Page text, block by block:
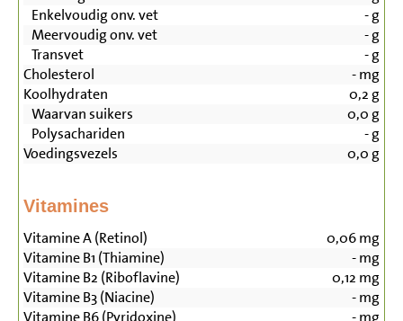
Enkelvoudig onv. vet
-g
Meervoudig onv. vet
-g
Transvet
-g
Cholesterol
-mg
Koolhydraten
0,2 g
Waarvan suikers
0,0 g
Polysachariden
-g
Voedingsvezels
0,0 g
Vitamines
Vitamine A (Retinol) 0,06mg
Vitamine B1 (Thiamine)
-mg
Vitamine B2 (Riboflavine)
0,12 mg
Vitamine B3 (Niacine)
-mg
Vitamine B6 (Pyridoxine)
-mg